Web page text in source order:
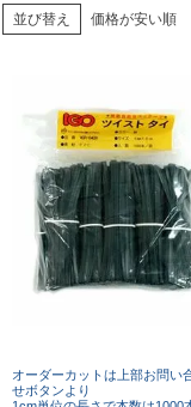
並び替え 価格が安い順
オーダーカットは上部お問い
せボタンより